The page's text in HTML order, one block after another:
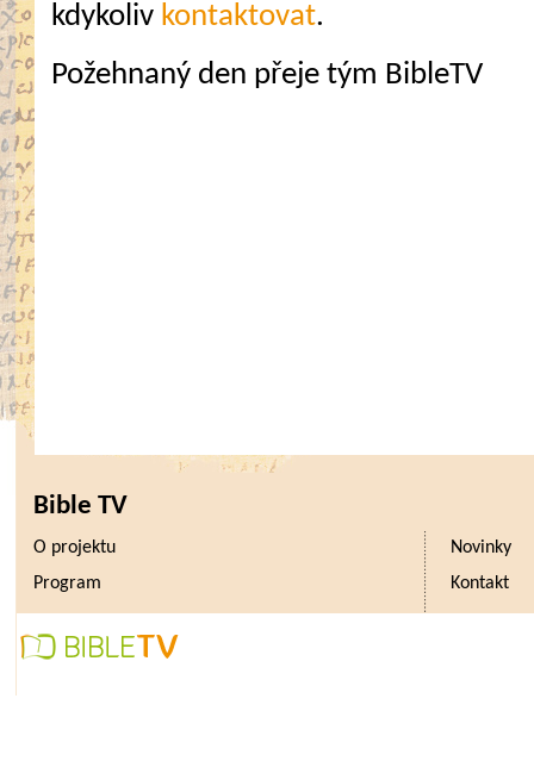
kdykoliv kontaktovat.
Požehnaný den přeje tým BibleTV
Bible TV
O projektu
Novinky
Program
Kontakt